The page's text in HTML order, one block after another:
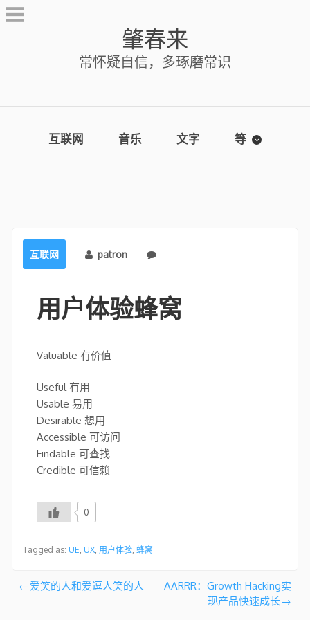
Skip
to
肇春来
常怀疑自信，多琢磨常识
互联网 音乐 文字 等
互联网 patron
用户体验蜂窝
Valuable 有价值
Useful 有用
Usable 易用
Desirable 想用
Accessible 可访问
Findable 可查找
Credible 可信赖
0
Tagged as: UE UX, 用户体验, 蜂窝
文爱笑的人和爱逗人笑的人
AARRR：Growth Hacking实
现产品快速成长